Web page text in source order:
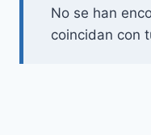
No se han
coincidan con